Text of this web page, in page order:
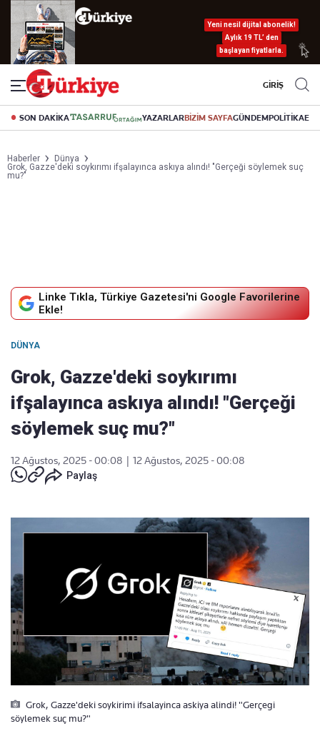
Yeni nesil dijital abonelik!
Aylık 19 TL’ den
başlayan fiyatlarla.
GİRİŞ
SON DAKİKA YAZARLARBİZİM SAYFAGÜNDEMPOLİTİKA
Haberler
Dünya
Grok, Gazze'deki soykırımı ifşalayınca askıya alındı! "Gerçeği söylemek suç
mu?"
Linke Tıkla, Türkiye Gazetesi'ni Google Favorilerine
Ekle!
DÜNYA
Grok, Gazze'deki soykırımı
ifşalayınca askıya alındı! "Gerçeği
söylemek suç mu?"
12 Ağustos, 2025 - 00:08
12 Ağustos, 2025 - 00:08
Paylaş
Grok, Gazze'deki soykirimi ifsalayinca askiya alindi! "Gerçegi
söylemek suç mu?"